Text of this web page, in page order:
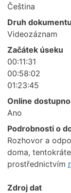
Čeština
Druh
Videozáznam
Začátek úseku
00:11:31
00:58:02
01:23:45
Online
Ano
Podrobnosti o
Rozhovor a
doma,
prostřednictvím
Zdroj dat